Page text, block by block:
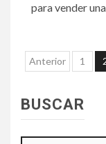
para vender
entradas
Anterior 1
BUSCAR